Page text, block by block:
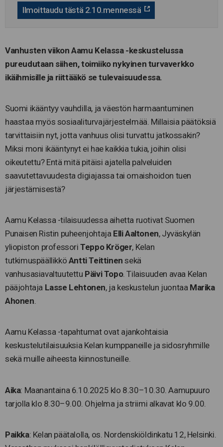
Ilmoittaudu tästä 2.10.mennessä
Vanhusten viikon Aamu Kelassa -keskustelussa
pureudutaan siihen, toimiiko nykyinen turvaverkko
ikäihmisille ja riittääkö se tulevaisuudessa.
Suomi ikääntyy vauhdilla, ja väestön harmaantuminen
haastaa myös sosiaaliturvajärjestelmää. Millaisia päätöksiä
tarvittaisiin nyt, jotta vanhuus olisi turvattu jatkossakin?
Miksi moni ikääntynyt ei hae kaikkia tukia, joihin olisi
oikeutettu? Entä mitä pitäisi ajatella palveluiden
saavutettavuudesta digiajassa tai omaishoidon tuen
järjestämisestä?
Aamu Kelassa -tilaisuudessa aihetta ruotivat Suomen
Punaisen Ristin puheenjohtaja Elli Aaltonen, Jyväskylän
yliopiston professoriTeppo Kröger, Kelan
tutkimuspäällikkö Antti Teittinen sekä
vanhusasiavaltuutettu Päivi Topo. Tilaisuuden avaa Kelan
pääjohtaja Lasse Lehtonen, ja keskustelun juontaa Marika
Ahonen.
Aamu Kelassa -tapahtumat ovat ajankohtaisia
keskustelutilaisuuksia Kelan kumppaneille ja sidosryhmille
sekä muille aiheesta kiinnostuneille.
Aika: Maanantaina 6.10.2025 klo 8.30–10.30. Aamupuuro
tarjolla klo 8.30–9.00. Ohjelma ja striimi alkavat klo 9.00.
Paikka: Kelan päätalolla, os. Nordenskiöldinkatu 12, Helsinki.